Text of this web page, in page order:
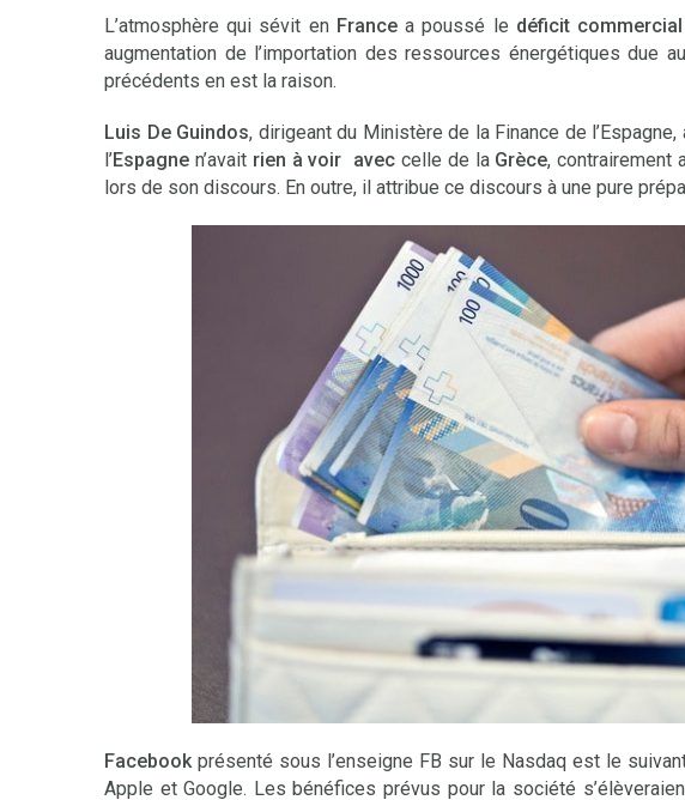
L’atmosphère qui sévit en France a poussé le déficit commercial
augmentation de l’importation des ressources énergétiques due
précédents en est la raison.
Luis De Guindos, dirigeant du Ministère de la Finance de
l’Espagne n’avait rien à voir avec celle de la Grèce, contrairement
lors de son discours. En outre, il attribue ce discours à une pure
Facebook présenté sous l’enseigne FB sur le Nasdaq est le
Apple et Google. Les bénéfices prévus pour la société